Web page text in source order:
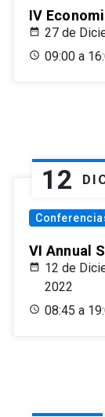
IV
27 de
09:00 a
12
VI Annual
12 de
2022
08:45 a